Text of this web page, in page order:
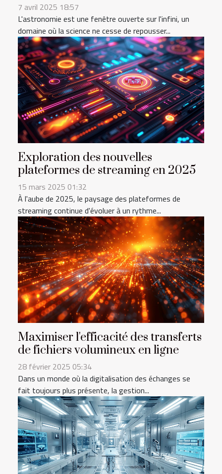
7 avril 2025 18:57
L'astronomie est une fenêtre ouverte sur l'infini, un
domaine où la science ne cesse de repousser...
Exploration des nouvelles
plateformes de streaming en 2025
15 mars 2025 01:32
À l'aube de 2025, le paysage des plateformes de
streaming continue d'évoluer à un rythme...
Maximiser l'efficacité des transferts
de fichiers volumineux en ligne
28 février 2025 05:34
Dans un monde où la digitalisation des échanges se
fait toujours plus présente, la gestion...